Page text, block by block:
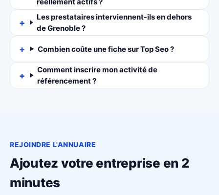
Les prestataires interviennent-ils en dehors
de Grenoble ?
Combien coûte une fiche sur Top Seo ?
Comment inscrire mon activité de
référencement ?
REJOINDRE L'ANNUAIRE
Ajoutez votre entreprise en 2
minutes